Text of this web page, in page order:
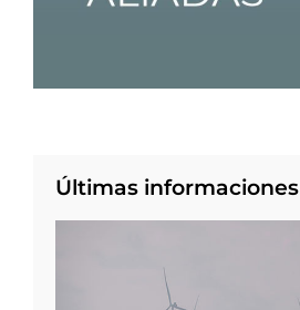
Últimas informaciones